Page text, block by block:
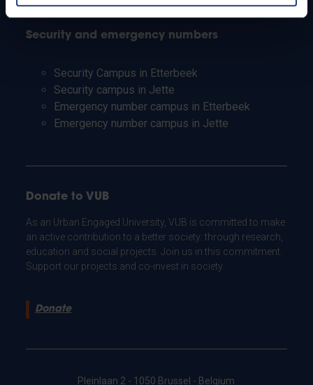
Security and emergency numbers
Security Campus in Etterbeek
Security campus in Jette
Emergency number campus in Etterbeek
Emergency number campus in Jette
Donate to VUB
As an Urban Engaged University, VUB is committed to make
an active contribution to a better society: through research,
education and social projects. Join us in this commitment.
Support our projects and co-invest in society.
Donate
Pleinlaan 2 - 1050 Brussel - Belgium